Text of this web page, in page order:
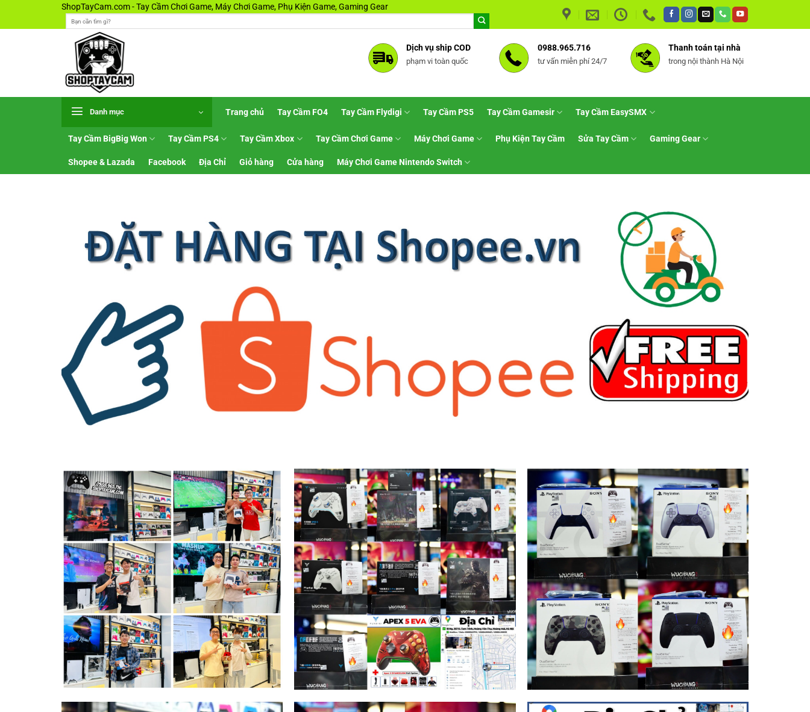
ShopTayCam.com - Tay Cầm Chơi Game, Máy Chơi Game, Phụ Kiện Game, Gaming Gear
kiếm:
Dịch vụ ship COD
phạm vi toàn quốc
0988.965.716
tư vấn miễn phí 24/7
Thanh toán tại nhà
trong nội thành Hà Nội
Danh mục Trang chủ Tay Cầm FO4 Tay Cầm Flydigi Tay Cầm PS5 Tay Cầm Gamesir Tay Cầm EasySMX
Tay Cầm BigBig Won Tay Cầm PS4 Tay Cầm Xbox Tay Cầm Chơi Game Máy Chơi Game Phụ Kiện Tay Cầm Sửa Tay Cầm Gaming Gear
Shopee & Lazada Facebook Địa Chỉ Giỏ hàng Cửa hàng Máy Chơi Game Nintendo Switch